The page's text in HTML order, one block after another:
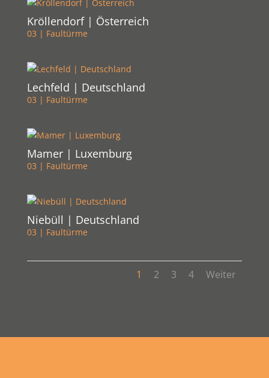
Kröllendorf | Österreich
03 | Faultürme
Lechfeld | Deutschland
03 | Faultürme
Mamer | Luxemburg
03 | Faultürme
Niebüll | Deutschland
03 | Faultürme
1 2 3 4 Weiter